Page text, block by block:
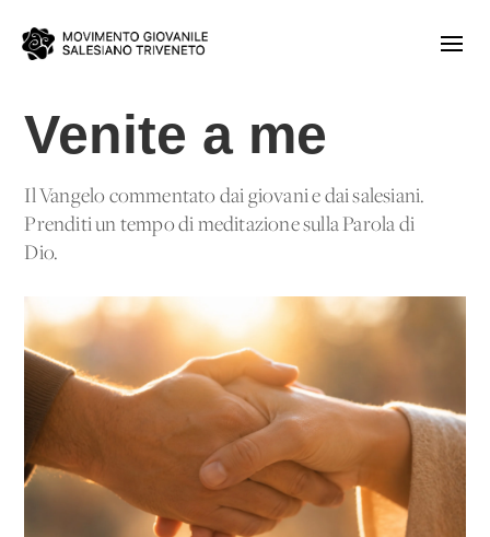
Venite a me
Il Vangelo commentato dai giovani e dai salesiani.
Prenditi un tempo di meditazione sulla Parola di
Dio.